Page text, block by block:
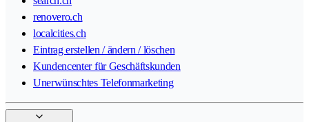
renovero.ch
localcities.ch
Eintrag erstellen / ändern / löschen
Kundencenter für Geschäftskunden
Unerwünschtes Telefonmarketing